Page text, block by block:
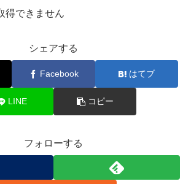
得できません
シェアする
Facebook はてブ
LINE コピー
フォローする